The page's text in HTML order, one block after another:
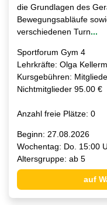
die Grundlagen des
Bewegungsabläufe
verschiedenen Turn...
Sportforum Gym 4
Lehrkräfte: Olga
Kursgebühren:
Nichtmitglieder 95.00 €
Anzahl freie Plätze: 0
Beginn: 27.08.2026
Wochentag: Do. 15:00
Altersgruppe: ab 5
auf